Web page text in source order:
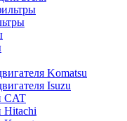
Komatsu
Isuzu
CAT
Hitachi